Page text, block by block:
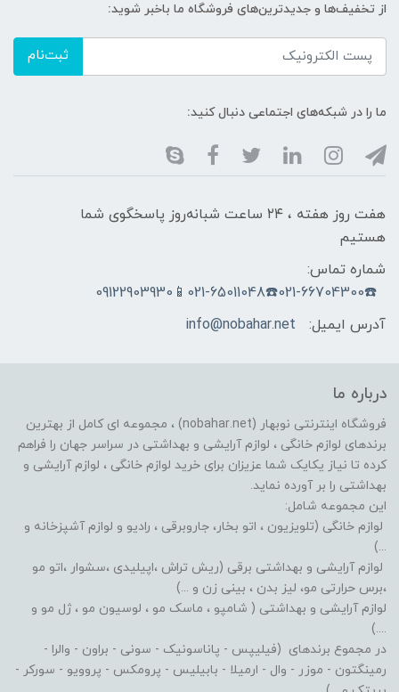
از تخفیف‌ها و جدیدترین‌های فروشگاه ما باخبر شوید:
ثبت‌نام
ما را در شبکه‌های اجتماعی دنبال کنید:
هفت روز هفته ، ۲۴ ساعت شبانه‌روز پاسخگوی شما
هستیم
شماره تماس:
☎️021-66704300☎️021-65011048📱09122903930
آدرس ایمیل:
info@nobahar.net
درباره ما
فروشگاه اینترنتی نوبهار (nobahar.net) ، مجموعه ای کامل از بهترین
برندهای لوازم خانگی ، لوازم آرایشی و بهداشتی در سراسر جهان را فراهم
کرده تا نیاز یکایک شما عزیزان برای خرید لوازم خانگی ، لوازم آرایشی و
بهداشتی را بر آورده نماید.
این مجموعه شامل:
لوازم خانگی (تلویزیون ، اتو بخار، جاروبرقی ، رادیو و لوازم آشپزخانه و
...)
لوازم آرایشی و بهداشتی برقی (ریش تراش ،اپیلیدی ،سشوار ،اتو مو
،برس حرارتی مو، لیز بدن ، بینی زن و ...)
لوازم آرایشی و بهداشتی ( شامپو ، ماسک مو ، لوسیون مو ، ژل مو و
....)
در مجموع برندهای (فیلیپس - پاناسونیک - سونی - براون - والرا -
رمینگتون - موزر - وال - ارمیلا - بابیلیس - پرومکس - پروویو - سورکر -